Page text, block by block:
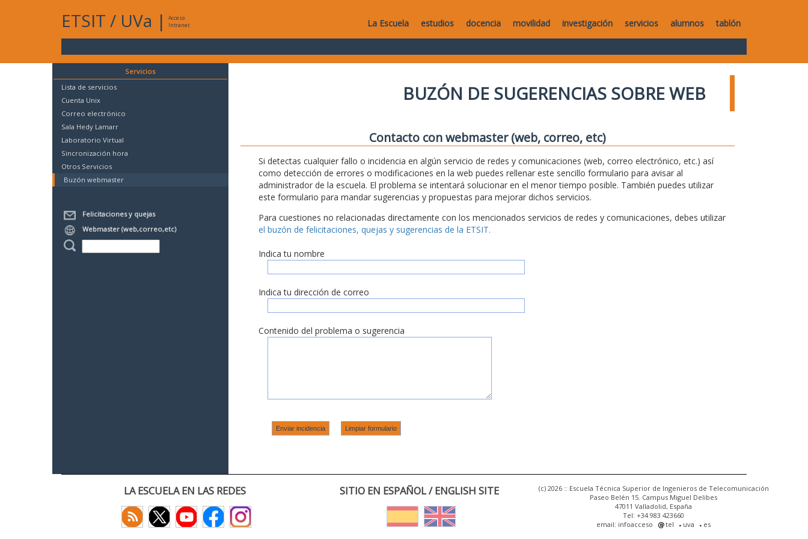
ETSIT / UVa |
Acceso
Intranet
La Escuela estudios docencia movilidad investigación servicios alumnos tablón
Servicios
Lista de servicios
Cuenta Unix
Correo electrónico
Sala Hedy Lamarr
Laboratorio Virtual
Sincronización hora
Otros Servicios
Buzón webmaster
Felicitaciones y quejas
Webmaster (web,correo,etc)
BUZÓN DE SUGERENCIAS SOBRE WEB
Contacto con webmaster (web, correo, etc)
Si detectas cualquier fallo o incidencia en algún servicio de redes y comunicaciones (web, correo electrónico, etc.) así
como detección de errores o modificaciones en la web puedes rellenar este sencillo formulario para avisar al
administrador de la escuela. El problema se intentará solucionar en el menor tiempo posible. También puedes utilizar
este formulario para mandar sugerencias y propuestas para mejorar dichos servicios.
Para cuestiones no relacionadas directamente con los mencionados servicios de redes y comunicaciones, debes utilizar
el buzón de felicitaciones, quejas y sugerencias de la ETSIT.
Indica tu nombre
Indica tu dirección de correo
Contenido del problema o sugerencia
LA ESCUELA EN LAS REDES SITIO EN ESPAÑOL / ENGLISH SITE
(c) 2026 :: Escuela Técnica Superior de Ingenieros de Telecomunicación
Paseo Belén 15. Campus Miguel Delibes
47011 Valladolid, España
Tel: +34 983 423660
email: infoacceso
tel uva es